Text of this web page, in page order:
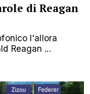
di Reagan
l'allora
Reagan ...